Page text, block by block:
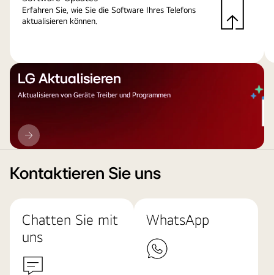
Erfahren Sie, wie Sie die Software Ihres Telefons
aktualisieren können.
LG Aktualisieren
Aktualisieren von Geräte Treiber und Programmen
LG
Aktualisieren
Kontaktieren Sie uns
Chatten Sie mit
uns
WhatsApp